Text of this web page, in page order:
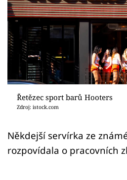
Sex a vztahy
Videa
Sledujte prima+
Přihlášení
Sledujte nás
Řetězec sport barů Hooters
Zdroj: istock.com
Někdejší servírka ze
rozpovídala o pracovních